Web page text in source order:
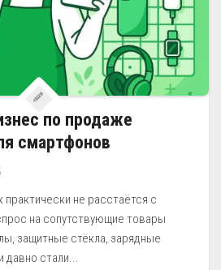
по продаже
смартфонов
не расстаётся с
на сопутствующие товары
защитные стёкла, зарядные
давно стали...